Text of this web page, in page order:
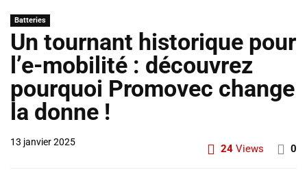
Batteries
Un tournant historique pour
l’e-mobilité : découvrez
pourquoi Promovec change
la donne !
13 janvier 2025
24 Views 0